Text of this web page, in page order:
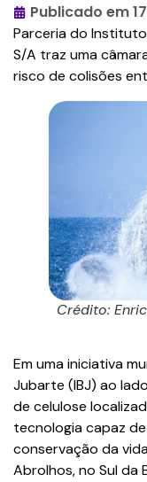
Publicado em
Parceria do
S/A traz uma
risco de colisões
Crédito:
Em uma iniciativa
Jubarte (IBJ) ao
de celulose
tecnologia capaz
conservação da
Abrolhos, no Sul da